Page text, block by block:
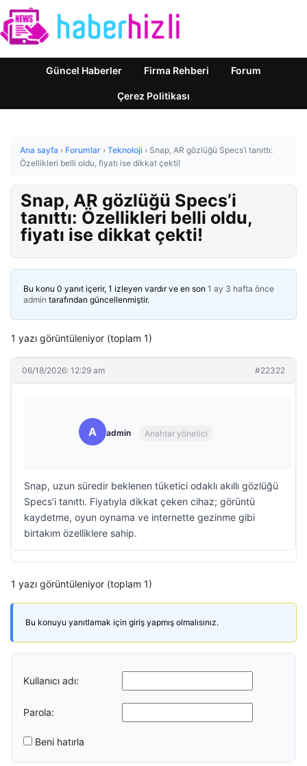
Güncel Haberler Firma Rehberi Forum
Çerez Politikası
Ana sayfa › Forumlar › Teknoloji › Snap, AR gözlüğü Specs’i tanıttı:
Özellikleri belli oldu, fiyatı ise dikkat çekti!
Snap, AR gözlüğü Specs’i
tanıttı: Özellikleri belli oldu,
fiyatı ise dikkat çekti!
Bu konu 0 yanıt içerir, 1 izleyen vardır ve en son 1 ay 3 hafta önce
admin tarafından güncellenmiştir.
1 yazı görüntüleniyor (toplam 1)
06/18/2026: 12:29 am #22322
A admin Anahtar yönetici
Snap, uzun süredir beklenen tüketici odaklı akıllı gözlüğü
Specs’i tanıttı. Fiyatıyla dikkat çeken cihaz; görüntü
kaydetme, oyun oynama ve internette gezinme gibi
birtakım özelliklere sahip.
1 yazı görüntüleniyor (toplam 1)
Bu konuyu yanıtlamak için giriş yapmış olmalısınız.
Kullanıcı adı:
Parola:
Beni hatırla